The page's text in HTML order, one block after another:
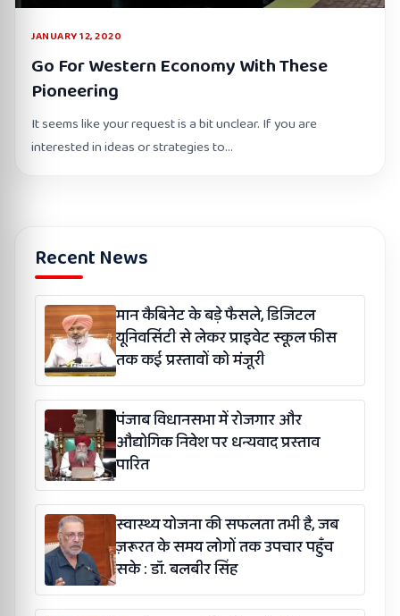
JANUARY 12, 2020
Go For Western Economy With These
Pioneering
It seems like your request is a bit unclear. If you are
interested in ideas or strategies to…
Recent News
मान कैबिनेट के बड़े फैसले, डिजिटल
यूनिवर्सिटी से लेकर प्राइवेट स्कूल फीस
तक कई प्रस्तावों को मंजूरी
पंजाब विधानसभा में रोजगार और
औद्योगिक निवेश पर धन्यवाद प्रस्ताव
पारित
स्वास्थ्य योजना की सफलता तभी है, जब
ज़रूरत के समय लोगों तक उपचार पहुँच
सके : डॉ. बलबीर सिंह